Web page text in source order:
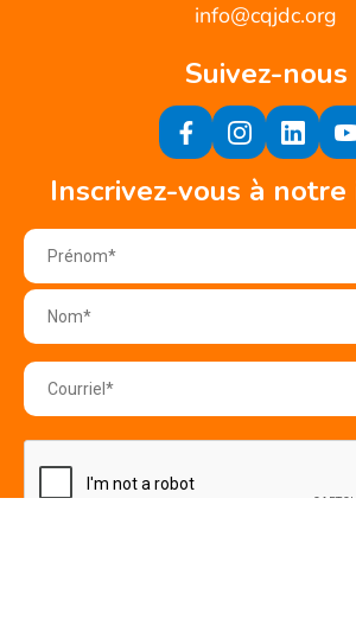
info@cqjdc.org
Suivez-nous
Inscrivez-vous à